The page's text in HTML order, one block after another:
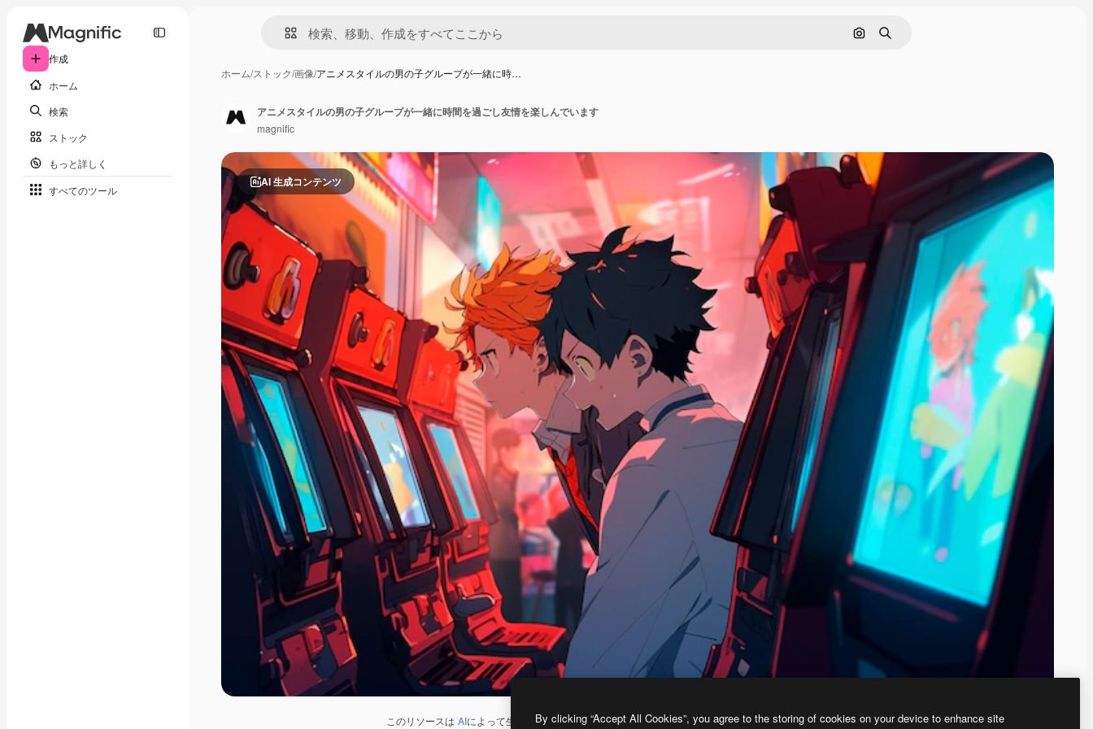
作成
ホーム
検索
ストック
もっと詳しく
すべてのツール
画像で検索
検索
ホーム/ストック/画像/アニメスタイルの男の子グループが一緒に時…
AI 生成コンテンツ
このリソースは AIによって生成されたものです。 AI画像生成ツールを使うと、あなた独自の画像を作成できます。
アニメスタイルの男の子グループが一緒に時間を過ごし友情を楽しんでいます
magnific
By clicking “Accept All Cookies”, you agree to the storing of cookies on your device to enhance site